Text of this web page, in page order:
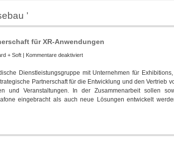
’
für XR-Anwendungen
+ Soft | Kommentare deaktiviertfür
und
E3
schließen
Partnerschaft
Dienstleistungsgruppe mit Unternehmen für
Partnerschaft für die Entwicklung und den Vertrieb
und Veranstaltungen. In der Zusammenarbeit sollen
eingebracht als auch neue Lösungen entwickelt